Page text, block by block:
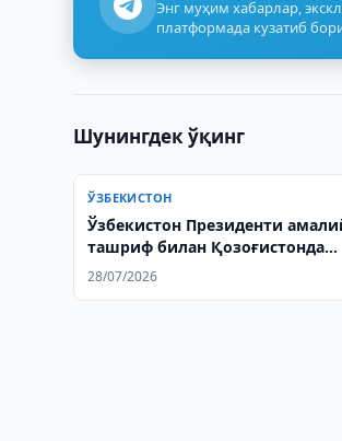
Энг муҳим хабарлар,
платформада кузатиб
Шунингдек ўқинг
ЎЗБЕКИСТОН
Ўзбекистон Президенти
ташриф билан Қозоғистонда
бўлади
28/07/2026